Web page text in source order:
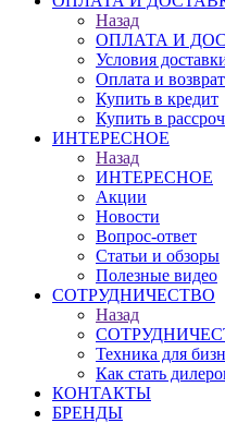
Назад
ОПЛАТА И
Условия
Оплата и возврат
Купить в кредит
Купить в
ИНТЕРЕСНОЕ
Назад
ИНТЕРЕСНОЕ
Акции
Новости
Вопрос-ответ
Статьи и обзоры
Полезные видео
СОТРУДНИЧЕСТВО
Назад
Техника для
Как стать
КОНТАКТЫ
БРЕНДЫ